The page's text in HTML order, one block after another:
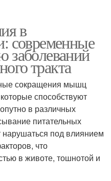
в
современные
заболеваний
тракта
сокращения мышц
способствуют
в различных
питательных
под влиянием
что
в животе, тошнотой и